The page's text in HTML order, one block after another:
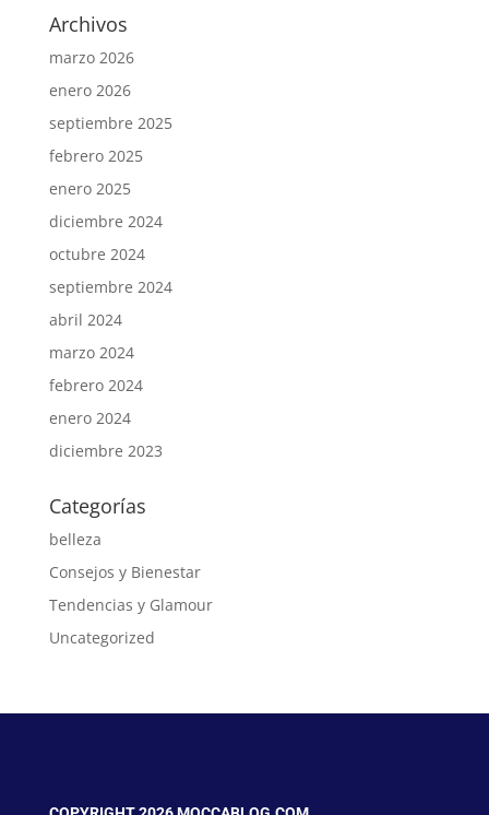
Archivos
marzo 2026
enero 2026
septiembre 2025
febrero 2025
enero 2025
diciembre 2024
octubre 2024
septiembre 2024
abril 2024
marzo 2024
febrero 2024
enero 2024
diciembre 2023
Categorías
belleza
Consejos y Bienestar
Tendencias y Glamour
Uncategorized